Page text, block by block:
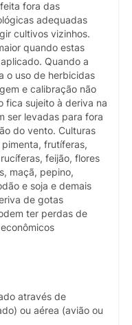
fora das
adequadas
cultivos vizinhos.
quando estas
Quando a
o uso de herbicidas
e calibração não
fica sujeito à deriva na
ser levadas para fora
do vento. Culturas
frutíferas,
feijão, flores
maçã, pepino,
e soja e demais
de gotas
ter perdas de
através de
ou aérea (avião ou